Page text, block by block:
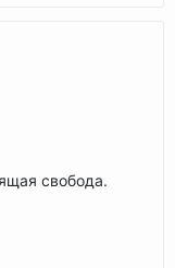
свобода.